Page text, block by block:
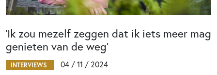
‘Ik zou mezelf zeggen dat ik iets meer mag
genieten van de weg’
INTERVIEWS 04 / 11 / 2024